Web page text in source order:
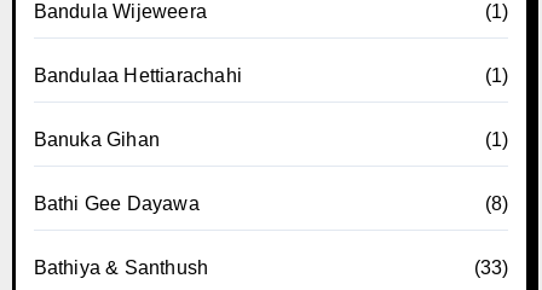
Bandula Wijeweera (1)
Bandulaa Hettiarachahi (1)
Banuka Gihan (1)
Bathi Gee Dayawa (8)
Bathiya & Santhush (33)